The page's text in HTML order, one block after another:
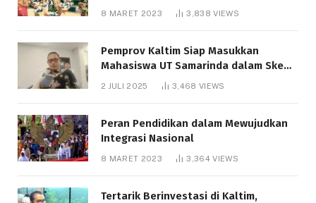
8 MARET 2023 3,838VIEWS
Pemprov Kaltim Siap Masukkan
Mahasiswa UT Samarinda dalam Skema
Bantuan Pendidikan Gratispol
2 JULI 2025 3,468 VIEWS
Peran Pendidikan dalam Mewujudkan
Integrasi Nasional
8 MARET 2023 3,364VIEWS
Tertarik Berinvestasi di Kaltim,